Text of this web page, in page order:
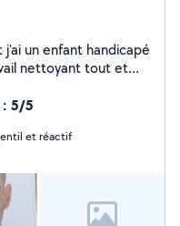
un enfant handicapé
nettoyant tout et
désherber le jardin
: 5/5
et réactif